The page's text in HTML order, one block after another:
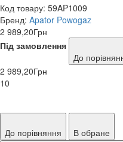
Код товару: 59AP1009
Бренд: Apator Powogaz
2 989,20Грн
Під замовлення
До
2 989,20Грн
10
До порівняння В обране